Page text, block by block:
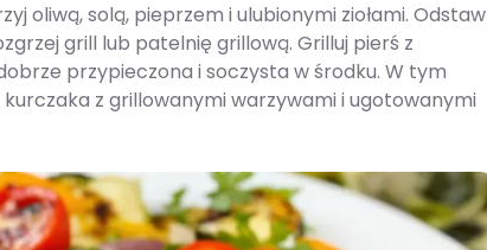
oliwą, solą, pieprzem i ulubionymi ziołami. Odstaw
grill lub patelnię grillową. Grilluj pierś z
przypieczona i soczysta w środku. W tym
z grillowanymi warzywami i ugotowanymi